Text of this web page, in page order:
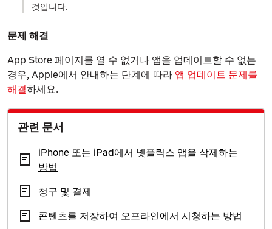
것입니다.
문제 해결
App Store 페이지를 열 수 없거나 앱을 업데이트할 수 없는
경우, Apple에서 안내하는 단계에 따라 앱 업데이트 문제를
해결하세요.
관련 문서
iPhone 또는 iPad에서 넷플릭스 앱을 삭제하는
방법
청구 및 결제
콘텐츠를 저장하여 오프라인에서 시청하는 방법